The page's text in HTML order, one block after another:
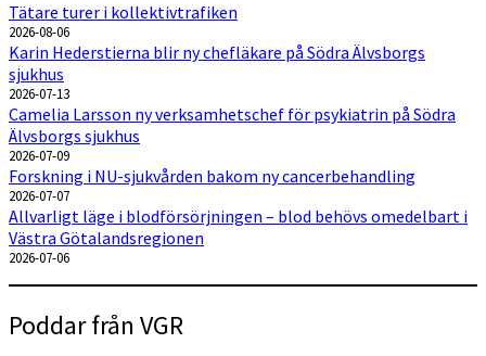
Tätare turer i kollektivtrafiken
2026-08-06
Karin Hederstierna blir ny chefläkare på Södra Älvsborgs
sjukhus
2026-07-13
Camelia Larsson ny verksamhetschef för psykiatrin på Södra
Älvsborgs sjukhus
2026-07-09
Forskning i NU-sjukvården bakom ny cancerbehandling
2026-07-07
Allvarligt läge i blodförsörjningen – blod behövs omedelbart i
Västra Götalandsregionen
2026-07-06
Poddar från VGR